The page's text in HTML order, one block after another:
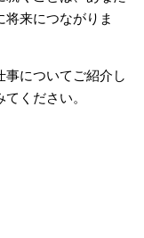
来につながりま
事についてご紹介し
ください。